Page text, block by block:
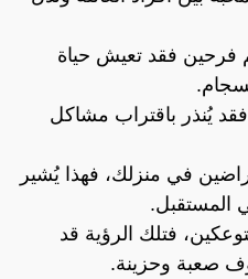
فرحين فقد تعيش حياة
فقد يُنذر باقتراب مشاكل
في منزلك، فهذا يُشير
المستقبل.
فتلك الرؤية قد
صعبة وحزينة.